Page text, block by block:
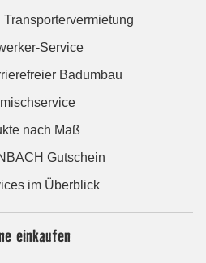
Service
Badumbau
nach Maß
Gutschein
im Überblick
einkaufen